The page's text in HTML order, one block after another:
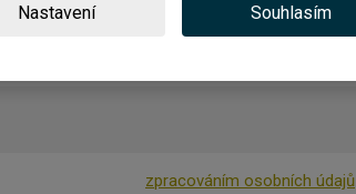
zpracováním osobních údajů
Nastavení Souhlasím